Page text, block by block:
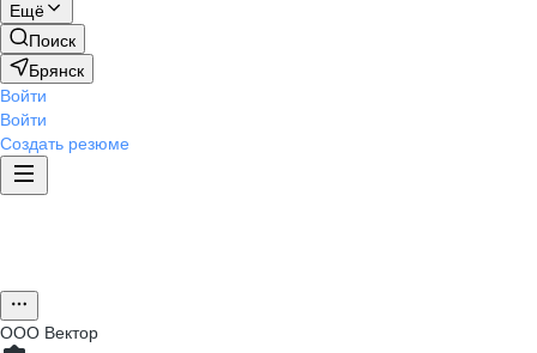
Ещё
Поиск
Брянск
Войти
Войти
Создать резюме
ООО Вектор